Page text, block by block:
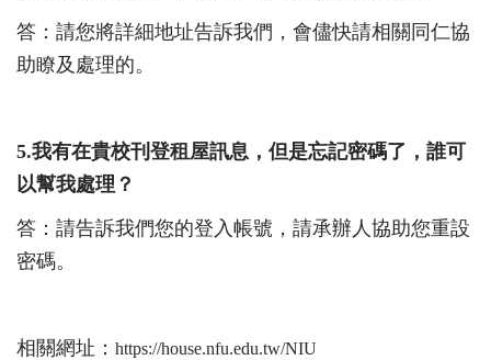
答：請您將詳細地址告訴我們，會儘快請相關同仁協
助瞭及處理的。
5.我有在貴校刊登租屋訊息，但是忘記密碼了，誰可
以幫我處理？
答：請告訴我們您的登入帳號，請承辦人協助您重設
密碼。
相關網址： https://house.nfu.edu.tw/NIU